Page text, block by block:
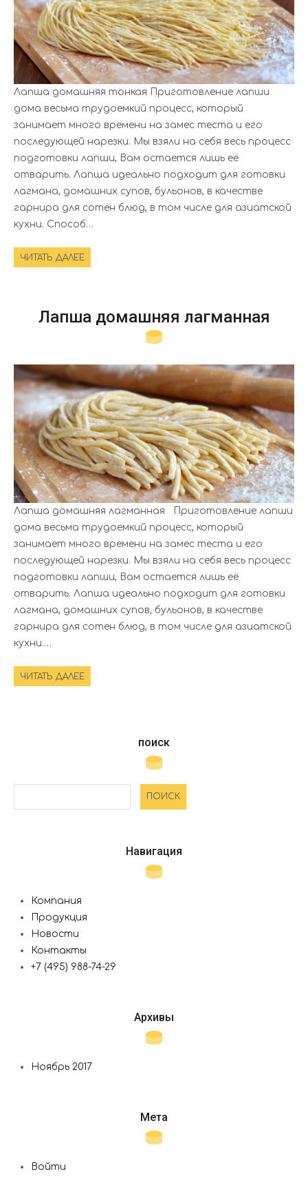
Лапша домашняя тонкая Приготовление лапши
дома весьма трудоемкий процесс, который
занимает много времени на замес теста и его
последующей нарезки. Мы взяли на себя весь процесс
подготовки лапши, Вам остается лишь её
отварить. Лапша идеально подходит для готовки
лагмана, домашних супов, бульонов, в качестве
гарнира для сотен блюд, в том числе для азиатской
кухни. Способ…
ЧИТАТЬ ДАЛЕЕ
Лапша домашняя лагманная
Лапша домашняя лагманная Приготовление лапши
дома весьма трудоемкий процесс, который
занимает много времени на замес теста и его
последующей нарезки. Мы взяли на себя весь процесс
подготовки лапши, Вам остается лишь её
отварить. Лапша идеально подходит для готовки
лагмана, домашних супов, бульонов, в качестве
гарнира для сотен блюд, в том числе для азиатской
кухни.…
ЧИТАТЬ ДАЛЕЕ
поиск
Навигация
Компания
Продукция
Новости
Контакты
+7 (495) 988-74-29
Архивы
Ноябрь 2017
Мета
Войти